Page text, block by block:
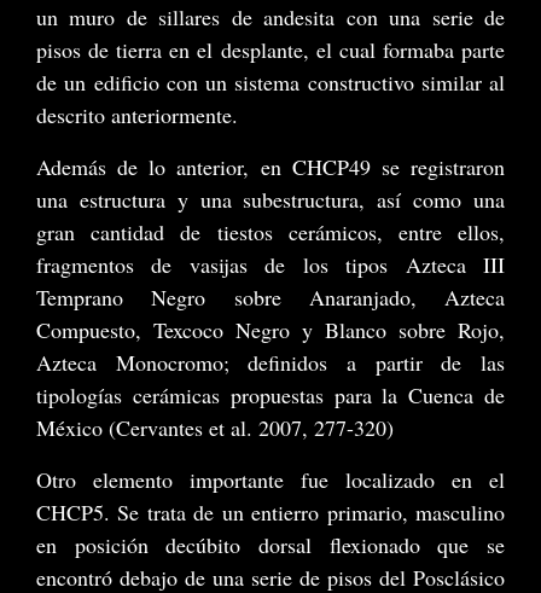
un muro de sillares de andesita con una serie de
pisos de tierra en el desplante, el cual formaba parte
de un edificio con un sistema constructivo similar al
descrito anteriormente.
Además de lo anterior, en CHCP49 se registraron
una estructura y una subestructura, así como una
gran cantidad de tiestos cerámicos, entre ellos,
fragmentos de vasijas de los tipos Azteca III
Temprano Negro sobre Anaranjado, Azteca
Compuesto, Texcoco Negro y Blanco sobre Rojo,
Azteca Monocromo; definidos a partir de las
tipologías cerámicas propuestas para la Cuenca de
México (Cervantes et al. 2007, 277-320)
Otro elemento importante fue localizado en el
CHCP5. Se trata de un entierro primario, masculino
en posición decúbito dorsal flexionado que se
encontró debajo de una serie de pisos del Posclásico